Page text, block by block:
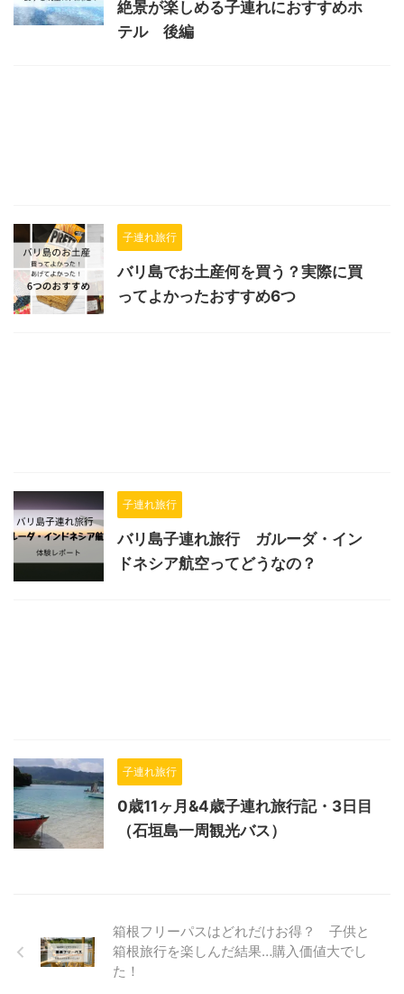
絶景が楽しめる子連れにおすすめホ
テル 後編
子連れ旅行
バリ島でお土産何を買う？実際に買
ってよかったおすすめ6つ
子連れ旅行
バリ島子連れ旅行 ガルーダ・イン
ドネシア航空ってどうなの？
子連れ旅行
0歳11ヶ月&4歳子連れ旅行記・3日目
（石垣島一周観光バス）
箱根フリーパスはどれだけお得？ 子供と
箱根旅行を楽しんだ結果…購入価値大でし
た！